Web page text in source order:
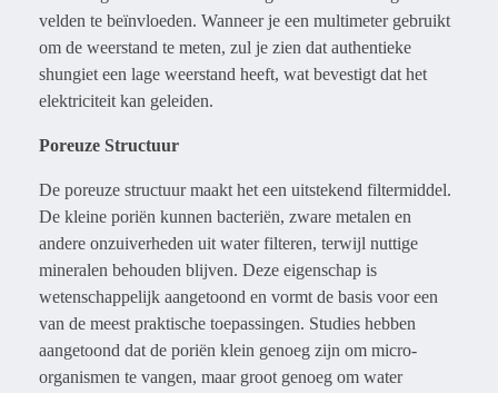
velden te beïnvloeden. Wanneer je een multimeter gebruikt
om de weerstand te meten, zul je zien dat authentieke
shungiet een lage weerstand heeft, wat bevestigt dat het
elektriciteit kan geleiden.
Poreuze Structuur
De poreuze structuur maakt het een uitstekend filtermiddel.
De kleine poriën kunnen bacteriën, zware metalen en
andere onzuiverheden uit water filteren, terwijl nuttige
mineralen behouden blijven. Deze eigenschap is
wetenschappelijk aangetoond en vormt de basis voor een
van de meest praktische toepassingen. Studies hebben
aangetoond dat de poriën klein genoeg zijn om micro-
organismen te vangen, maar groot genoeg om water